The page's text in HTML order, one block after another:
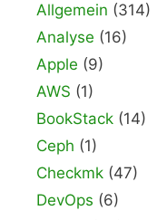
Allgemein (314)
Analyse (16)
Apple (9)
AWS (1)
BookStack (14)
Ceph (1)
Checkmk (47)
DevOps (6)